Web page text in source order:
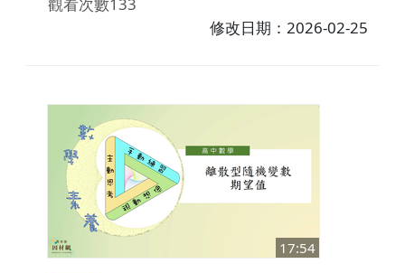
觀看次數133
修改日期：2026-02-25
17:54